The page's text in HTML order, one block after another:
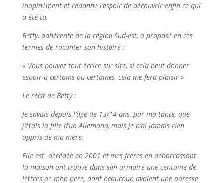
inopinément et redonne l’espoir de découvrir enfin ce qui
a été tu.
Betty, adhérente de la région Sud-est, a proposé en ces
termes de raconter son histoire :
« Vous pouvez tout écrire sur site, si cela peut donner
espoir à certains ou certaines, cela me fera plaisir »
Le récit de Betty :
Je savais depuis l’âge de 13/14 ans, par ma tante, que
j’étais la fille d’un Allemand, mais je n’ai jamais rien
appris de ma mère.
Elle est décédée en 2001 et mes frères en débarrassant
la maison ont trouvé dans son armoire une centaine de
lettres de mon père, dont beaucoup avaient une adresse